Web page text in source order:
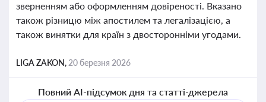
зверненням або оформленням довіреності. Вказано
також різницю між апостилем та легалізацією, а
також винятки для країн з двосторонніми угодами.
LIGA ZAKON, 20 березня 2026
Повний AI-підсумок дня та статті-джерела